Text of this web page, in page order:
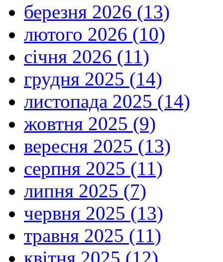
березня 2026 (13)
лютого 2026 (10)
січня 2026 (11)
грудня 2025 (14)
листопада 2025 (14)
жовтня 2025 (9)
вересня 2025 (13)
серпня 2025 (11)
липня 2025 (7)
червня 2025 (13)
травня 2025 (11)
квітня 2025 (12)